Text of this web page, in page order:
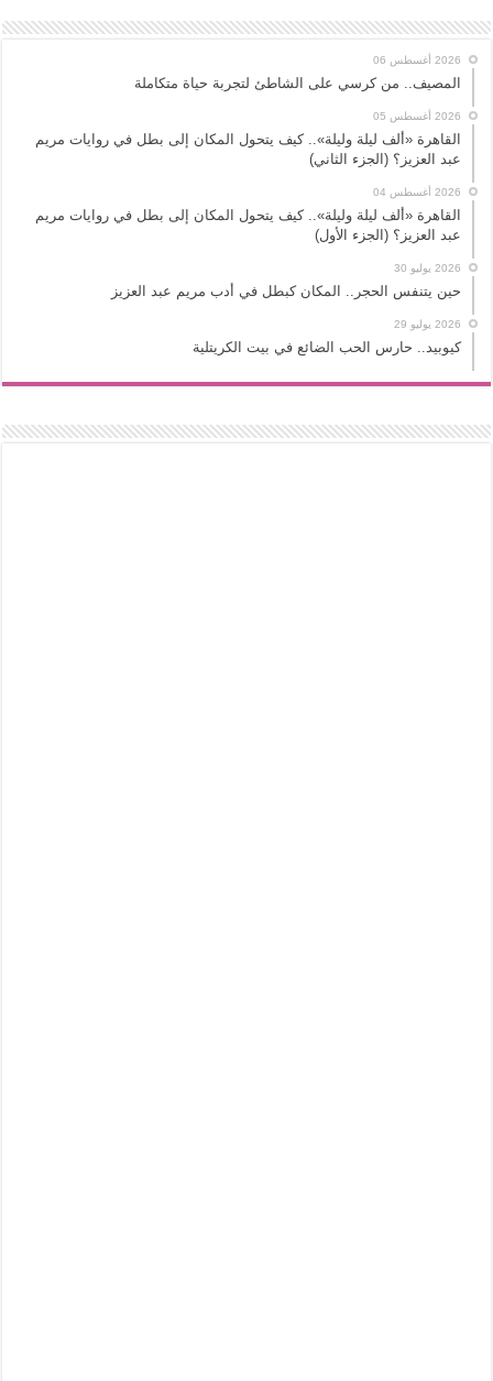
2026 أغسطس 06
المصيف.. من كرسي على الشاطئ لتجربة حياة متكاملة
2026 أغسطس 05
القاهرة «ألف ليلة وليلة».. كيف يتحول المكان إلى بطل في روايات مريم
عبد العزيز؟ (الجزء الثاني)
2026 أغسطس 04
القاهرة «ألف ليلة وليلة».. كيف يتحول المكان إلى بطل في روايات مريم
عبد العزيز؟ (الجزء الأول)
2026 يوليو 30
حين يتنفس الحجر.. المكان كبطل في أدب مريم عبد العزيز
2026 يوليو 29
كيوبيد.. حارس الحب الضائع في بيت الكريتلية